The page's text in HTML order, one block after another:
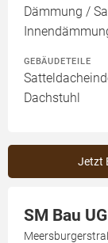
Dämmung /
GEBÄUDETEILE
Dachstuhl
Jetzt
SM Bau UG